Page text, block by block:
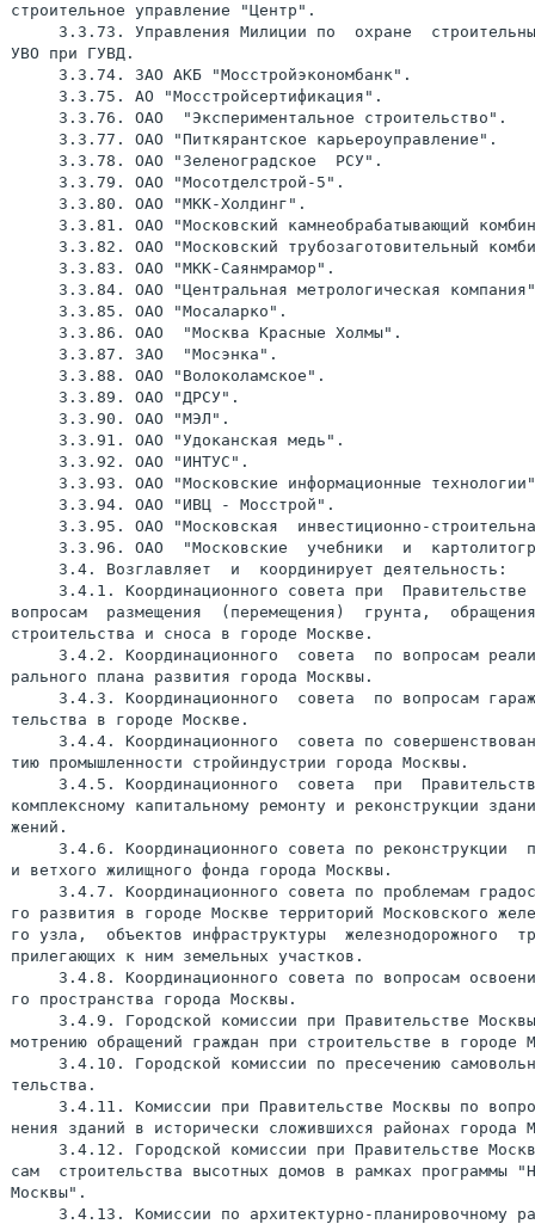
строительное управление "Центр".
3.3.73. Управления Милиции по  охране
УВО при ГУВД.
     3.3.74. ЗАО АКБ "Мосстройэкономбанк".
     3.3.75. АО "Мосстройсертификация".
     3.3.76. ОАО  "Экспериментальное строительство".
     3.3.77. ОАО "Питкярантское карьероуправление".
     3.3.78. ОАО "Зеленоградское  РСУ".
     3.3.79. ОАО "Мосотделстрой-5".
     3.3.80. ОАО "МКК-Холдинг".
3.3.81. ОАО "Московский камнеобрабатывающий
3.3.82. ОАО "Московский трубозаготовительный
     3.3.83. ОАО "МКК-Саянмрамор".
3.3.84. ОАО "Центральная метрологическая
     3.3.85. ОАО "Мосаларко".
     3.3.86. ОАО  "Москва Красные Холмы".
     3.3.87. ЗАО  "Мосэнка".
     3.3.88. ОАО "Волоколамское".
     3.3.89. ОАО "ДРСУ".
     3.3.90. ОАО "МЭЛ".
     3.3.91. ОАО "Удоканская медь".
     3.3.92. ОАО "ИНТУС".
3.3.93. ОАО "Московские информационные
     3.3.94. ОАО "ИВЦ - Мосстрой".
3.3.95. ОАО "Московская  инвестиционно-
3.3.96. ОАО  "Московские  учебники  и
     3.4. Возглавляет  и  координирует деятельность:
3.4.1. Координационного совета при  Правительстве
вопросам  размещения  (перемещения)  грунта,
строительства и сноса в городе Москве.
3.4.2. Координационного  совета  по вопросам
рального плана развития города Москвы.
3.4.3. Координационного  совета  по вопросам
тельства в городе Москве.
3.4.4. Координационного  совета по
тию промышленности стройиндустрии города Москвы.
3.4.5. Координационного  совета  при
комплексному капитальному ремонту и реконструкции
жений.
3.4.6. Координационного совета по реконструкции
и ветхого жилищного фонда города Москвы.
3.4.7. Координационного совета по проблемам
го развития в городе Москве территорий Московского
го узла,  объектов инфраструктуры  железнодорожного
прилегающих к ним земельных участков.
3.4.8. Координационного совета по вопросам
го пространства города Москвы.
3.4.9. Городской комиссии при Правительстве
мотрению обращений граждан при строительстве в городе
3.4.10. Городской комиссии по пресечению
тельства.
3.4.11. Комиссии при Правительстве Москвы по
нения зданий в исторически сложившихся районах города
3.4.12. Городской комиссии при Правительстве
сам  строительства высотных домов в рамках программы
Москвы".
3.4.13. Комиссии по архитектурно-планировочному